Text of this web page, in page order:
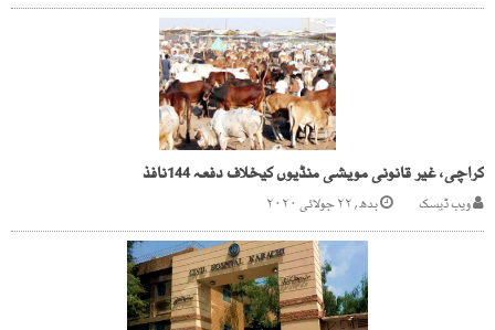
کراچی، غیر قانونی مویشی منڈیوں کیخلاف دفعہ 144نافذ
ویب ڈیسک بدھ, ۲۲ جولائی ۲۰۲۰